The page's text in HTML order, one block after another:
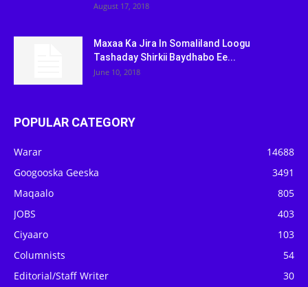
August 17, 2018
Maxaa Ka Jira In Somaliland Loogu
Tashaday Shirkii Baydhabo Ee...
June 10, 2018
POPULAR CATEGORY
Warar
14688
Googooska Geeska
3491
Maqaalo
805
JOBS
403
Ciyaaro
103
Columnists
54
Editorial/Staff Writer
30